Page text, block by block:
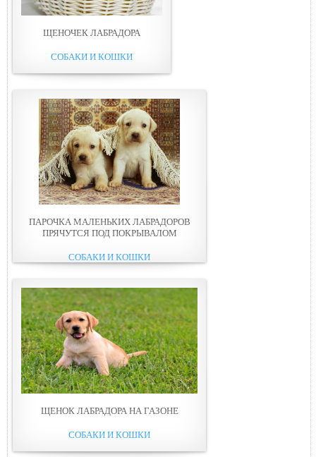
ЩЕНОЧЕК ЛАБРАДОРА
СОБАКИ И КОШКИ
ПАРОЧКА МАЛЕНЬКИХ ЛАБРАДОРОВ
ПРЯЧУТСЯ ПОД ПОКРЫВАЛОМ
СОБАКИ И КОШКИ
ЩЕНОК ЛАБРАДОРА НА ГАЗОНЕ
СОБАКИ И КОШКИ